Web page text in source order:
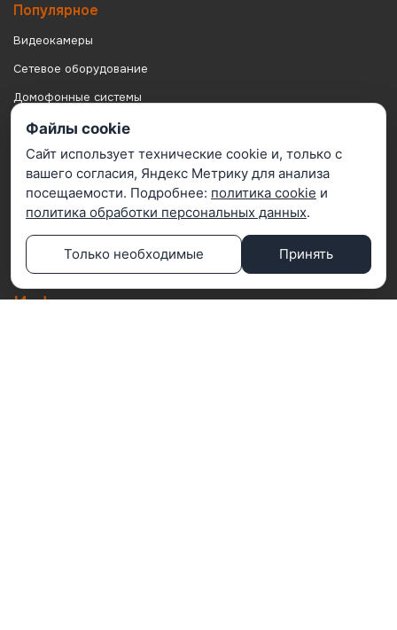
Популярное
Видеокамеры
Сетевое оборудование
Домофонные системы
IP видеосерверы
Посетителям
Подключение к ЕЦХД
Подбор по сметам
Поддержка
Информация
Файлы cookie
Сайт использует технические cookie и, только с
вашего согласия, Яндекс Метрику для анализа
посещаемости. Подробнее: политика cookie и
политика обработки персональных данных.
Только необходимые Принять